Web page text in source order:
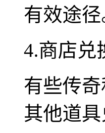
有效途径
4.商店兑
有些传
其他道